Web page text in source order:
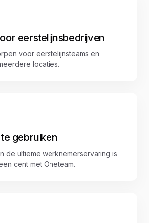
eerstelijnsbedrijven
voor eerstelijnsteams en
locaties.
gebruiken
de ultieme werknemerservaring is
cent met Oneteam.